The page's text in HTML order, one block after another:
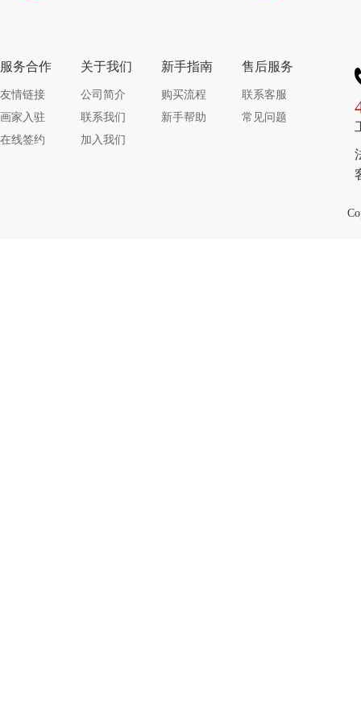
服务合作
友情链接
画家入驻
在线签约
关于我们
公司简介
联系我们
加入我们
新手指南
购买流程
新手帮助
售后服务
联系客服
常见问题